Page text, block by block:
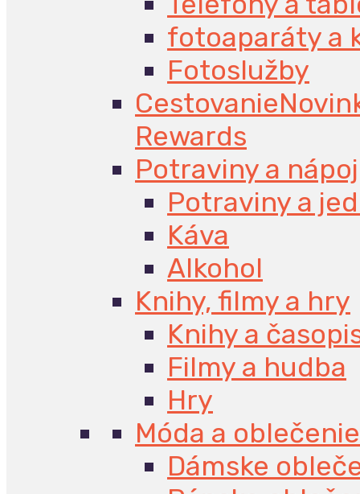
fotoaparáty a
Fotoslužby
Cestovanie
Rewards
Potraviny a
Potraviny a
Káva
Alkohol
Knihy, filmy a hry
Knihy a
Filmy a hudba
Hry
Móda a oblečenie
Dámske